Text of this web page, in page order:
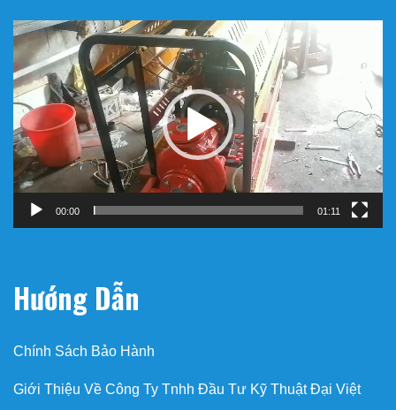
Trình
chơi
Video
00:00 01:11
Hướng Dẫn
Chính Sách Bảo Hành
Giới Thiệu Về Công Ty Tnhh Đầu Tư Kỹ Thuật Đại Việt